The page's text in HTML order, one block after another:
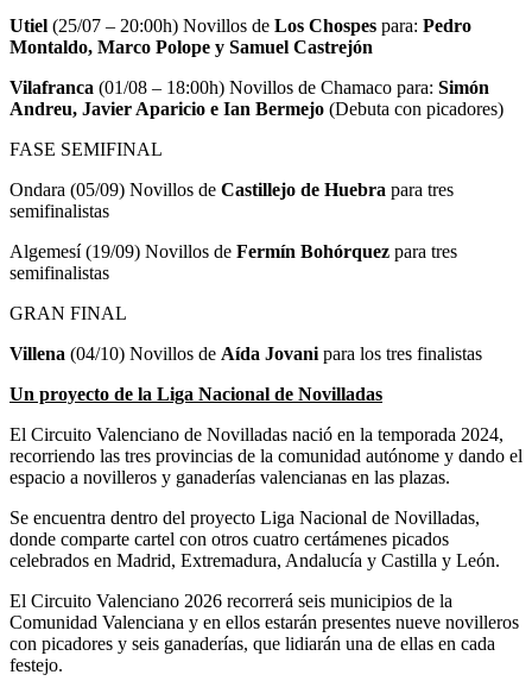
Utiel (25/07 – 20:00h) Novillos de Los Chospes para: Pedro
Montaldo, Marco Polope y Samuel Castrejón
Vilafranca (01/08 – 18:00h) Novillos de Chamaco para: Simón
Andreu, Javier Aparicio e Ian Bermejo (Debuta con picadores)
FASE SEMIFINAL
Ondara (05/09) Novillos de Castillejo de Huebra para tres
semifinalistas
Algemesí (19/09) Novillos de Fermín Bohórquez para tres
semifinalistas
GRAN FINAL
Villena (04/10) Novillos de Aída Jovani para los tres finalistas
Un proyecto de la Liga Nacional de Novilladas
El Circuito Valenciano de Novilladas nació en la temporada 2024,
recorriendo las tres provincias de la comunidad autónome y dando el
espacio a novilleros y ganaderías valencianas en las plazas.
Se encuentra dentro del proyecto Liga Nacional de Novilladas,
donde comparte cartel con otros cuatro certámenes picados
celebrados en Madrid, Extremadura, Andalucía y Castilla y León.
El Circuito Valenciano 2026 recorrerá seis municipios de la
Comunidad Valenciana y en ellos estarán presentes nueve novilleros
con picadores y seis ganaderías, que lidiarán una de ellas en cada
festejo.